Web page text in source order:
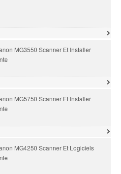
MG3550 Scanner Et Installer
MG5750 Scanner Et Installer
MG4250 Scanner Et Logiciels